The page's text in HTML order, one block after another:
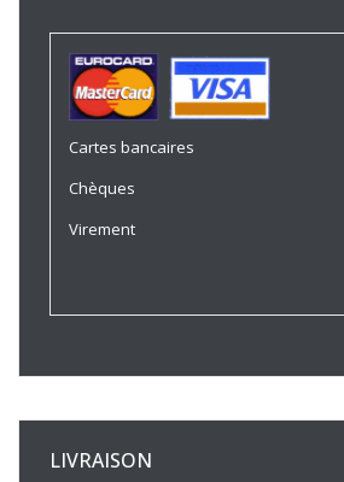
Cartes bancaires
Chèques
Virement
LIVRAISON